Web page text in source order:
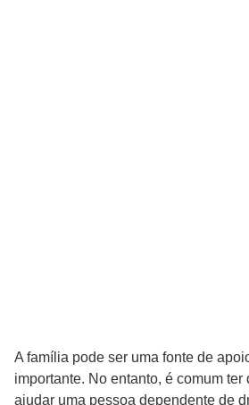
A família pode ser uma fonte de
importante. No entanto, é comum
ajudar uma pessoa dependente de